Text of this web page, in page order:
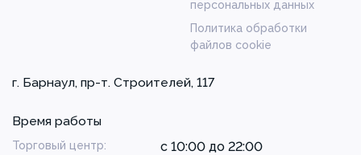
персональных данных
Политика обработки
файлов cookie
г. Барнаул, пр-т. Строителей, 117
Время работы
Торговый центр: с 10:00 до 22:00